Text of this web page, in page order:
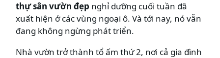
thự sân vườn đẹp nghỉ dưỡng cuối tuần đã
xuất hiện ở các vùng ngoại ô. Và tới nay, nó vẫn
đang không ngừng phát triển.
Nhà vườn trở thành tổ ấm thứ 2, nơi cả gia đình